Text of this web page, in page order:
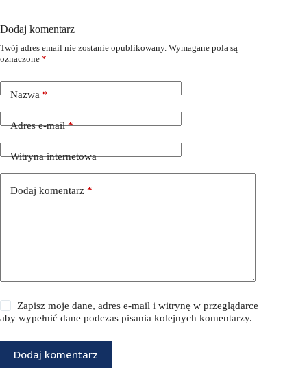
Dodaj komentarz
Twój adres email nie zostanie opublikowany. Wymagane pola są
oznaczone *
Nazwa*
Adres e-mail*
Witryna internetowa
Dodaj komentarz *
Zapisz moje dane, adres e-mail i witrynę w przeglądarce
aby wypełnić dane podczas pisania kolejnych komentarzy.
Dodaj komentarz